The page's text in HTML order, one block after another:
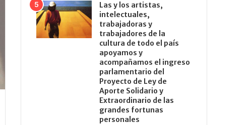
Las y los artistas,
intelectuales,
trabajadoras y
trabajadores de la
cultura de todo el país
apoyamos y
acompañamos el ingreso
parlamentario del
Proyecto de Ley de
Aporte Solidario y
Extraordinario de las
grandes fortunas
personales